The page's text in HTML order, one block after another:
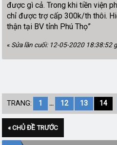
được gì cả. Trong khi tiền viện
chỉ được trợ cấp 300k/th thôi.
thận tại BV tỉnh Phú Thọ”
« Sửa lần cuối: 12-05-2020 18:38:52
TRANG: 1 ... 12 13 14
« CHỦ ĐỀ TRƯỚC